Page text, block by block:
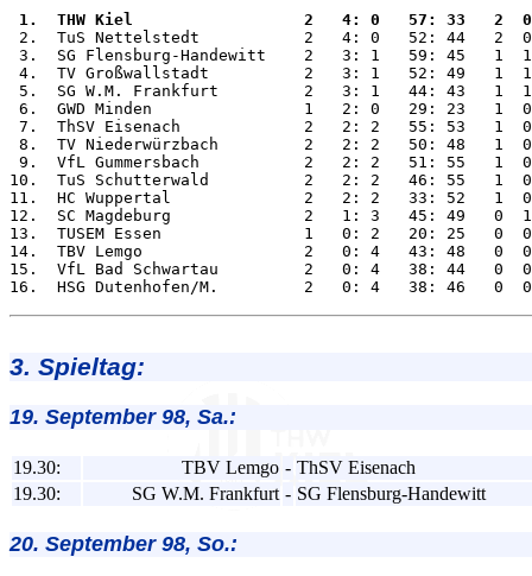
1.  THW Kiel                  2   4: 0   57: 33   2
2.  TuS Nettelstedt           2   4: 0   52: 44   2
3.  SG Flensburg-Handewitt    2   3: 1   59: 45   1
4.  TV Großwallstadt          2   3: 1   52: 49   1
5.  SG W.M. Frankfurt         2   3: 1   44: 43   1
6.  GWD Minden                1   2: 0   29: 23   1
7.  ThSV Eisenach             2   2: 2   55: 53   1
8.  TV Niederwürzbach         2   2: 2   50: 48   1
9.  VfL Gummersbach           2   2: 2   51: 55   1
10.  TuS Schutterwald          2   2: 2   46: 55   1
11.  HC Wuppertal              2   2: 2   33: 52   1
12.  SC Magdeburg              2   1: 3   45: 49   0
13.  TUSEM Essen               1   0: 2   20: 25   0
14.  TBV Lemgo                 2   0: 4   43: 48   0
15.  VfL Bad Schwartau         2   0: 4   38: 44   0
3. Spieltag:
19. September 98, Sa.:
19.30: TBV Lemgo - ThSV Eisenach
19.30:
SG W.M. Frankfurt - SG Flensburg-Handewitt
20. September 98, So.: